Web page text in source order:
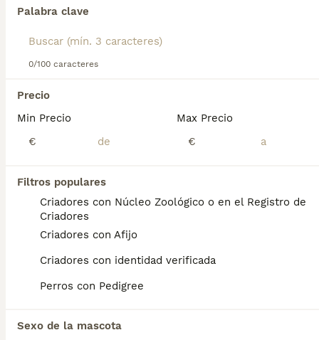
Palabra clave
0/100 caracteres
Precio
Min Precio
€
Max Precio
€
Filtros populares
Criadores con Núcleo Zoológico o en el Registro de
Criadores
Criadores con Afijo
Criadores con identidad verificada
Perros con Pedigree
Sexo de la mascota
Si deseas exactamente esta búsqueda guarda tu
Preguntas frecuentes
Grifón Belga?
Ni tímidos ni agresivos, son muy atentos y
apegados a su compañero humano. Las tres
razas (Grifón de Bruselas, Grifón Belga y
Petit Brabançon) descienden de un perrito
llevaba siglos en la región de Bruselas.